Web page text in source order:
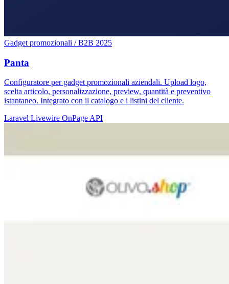
Gadget promozionali / B2B 2025
Panta
Configuratore per gadget promozionali aziendali. Upload logo,
scelta articolo, personalizzazione, preview, quantità e preventivo
istantaneo. Integrato con il catalogo e i listini del cliente.
Laravel Livewire OnPageAPI